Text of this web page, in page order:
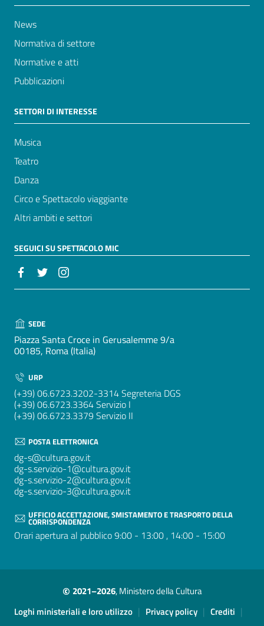
News
Normativa di settore
Normative e atti
Pubblicazioni
SETTORI DI INTERESSE
Musica
Teatro
Danza
Circo e Spettacolo viaggiante
Altri ambiti e settori
SEGUICI SU SPETTACOLO MIC
SEDE
Piazza Santa Croce in Gerusalemme 9/a
00185, Roma (Italia)
URP
(+39) 06.6723.3202-3314 Segreteria DGS
(+39) 06.6723.3364 Servizio I
(+39) 06.6723.3379 Servizio II
POSTA ELETTRONICA
dg-s@cultura.gov.it
dg-s.servizio-1@cultura.gov.it
dg-s.servizio-2@cultura.gov.it
dg-s.servizio-3@cultura.gov.it
UFFICIO ACCETTAZIONE, SMISTAMENTO E TRASPORTO DELLA
CORRISPONDENZA
Orari apertura al pubblico 9:00 - 13:00 , 14:00 - 15:00
© 2021–2026, Ministero della Cultura
Sezione Link Utili
Loghi ministeriali e loro utilizzo | Privacy policy | Crediti |